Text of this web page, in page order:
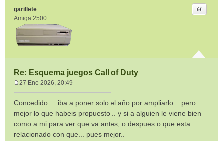
garillete
Amiga 2500
Re: Esquema juegos Call of Duty
Citar
n
s
a
j
27 Ene 2026, 20:49
Concedido.... iba a poner solo el año por ampliarlo... pero
mejor lo que habeis propuesto... y si a alguien le viene bien
como a mi para ver que va antes, o despues o que esta
relacionado con que... pues mejor..